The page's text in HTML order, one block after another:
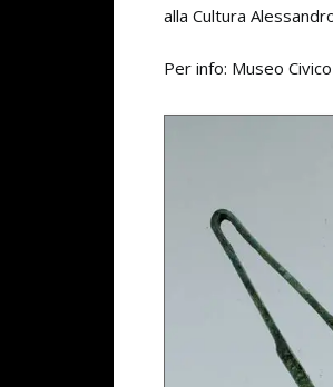
alla Cultura
Per info: Museo